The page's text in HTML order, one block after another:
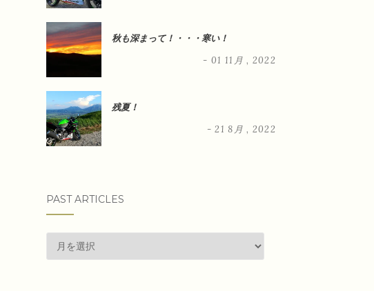
秋も深まって！・・・寒い！
- 01 11月 , 2022
残夏！
- 21 8月 , 2022
PAST ARTICLES
past
articles